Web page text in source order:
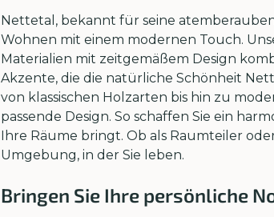
Nettetal, bekannt für seine
Wohnen mit einem modernen Touch.
Materialien mit zeitgemäßem Design
Akzente, die die natürliche Schönheit
von klassischen Holzarten bis hin zu
passende Design. So schaffen Sie ein
Ihre Räume bringt. Ob als Raumteiler
Umgebung, in der Sie leben.
Bringen Sie Ihre persönliche